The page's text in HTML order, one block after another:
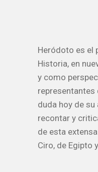
Heródoto es el
Historia, en
y como
representantes
duda hoy de
recontar y
de esta
Ciro, de Egipto